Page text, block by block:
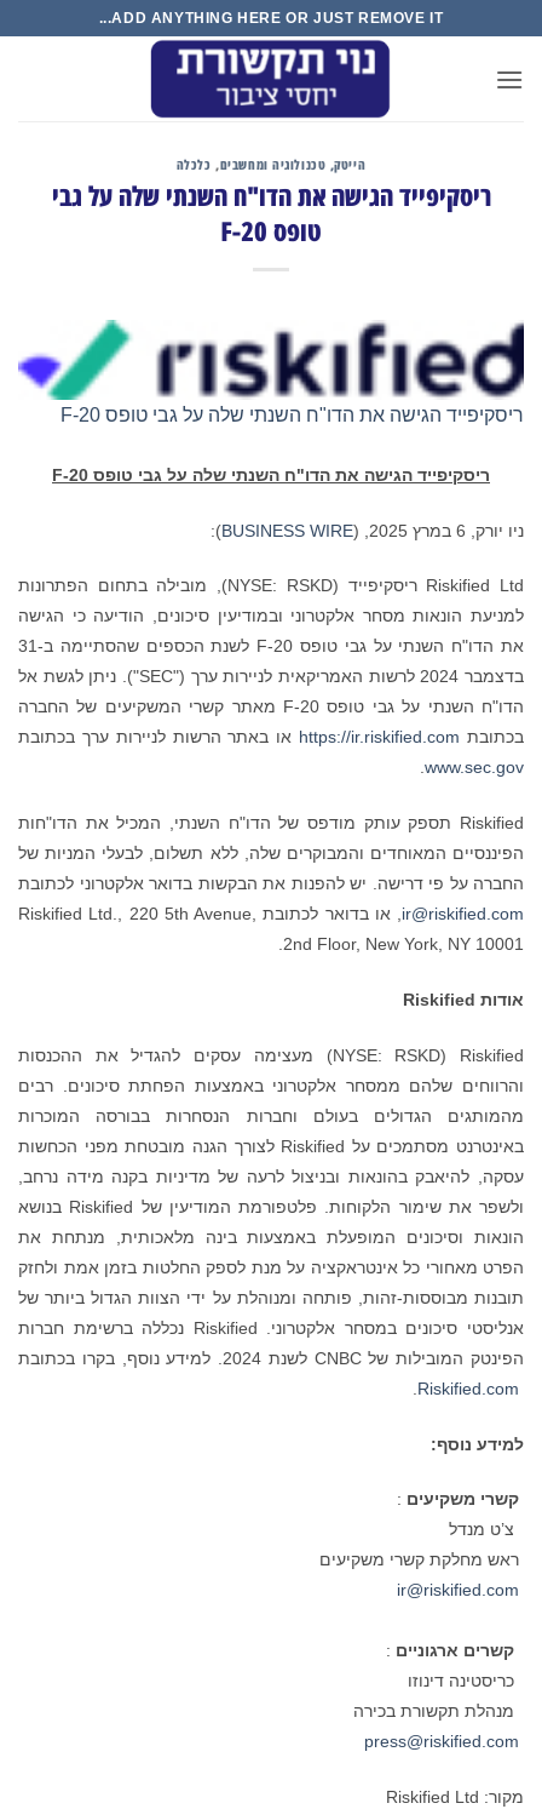
content
ADD ANYTHING HERE OR JUST REMOVE IT...
הייטק, טכנולוגיה ומחשבים, כלכלה
ריסקיפייד הגישה את הדו"ח השנתי שלה על גבי
טופס 20-F
ריסקיפייד הגישה את הדו"ח השנתי שלה על גבי טופס 20-F
ריסקיפייד הגישה את הדו"ח השנתי שלה על גבי טופס 20-F
ניו יורק, 6 במרץ 2025, ( BUSINESS WIRE
):
Riskified Ltd ריסקיפייד ‏(NYSE: RSKD), מובילה בתחום הפתרונות
למניעת הונאות מסחר אלקטרוני ובמודיעין סיכונים, הודיעה כי הגישה
את הדו"ח השנתי על גבי טופס 20-F לשנת הכספים שהסתיימה ב-31
בדצמבר 2024 לרשות האמריקאית לניירות ערך ("SEC"). ניתן לגשת אל
הדו"ח השנתי על גבי טופס 20-F מאתר קשרי המשקיעים של החברה
בכתובת https://ir.riskified.com או באתר הרשות לניירות ערך בכתובת
www.sec.gov
.
Riskified תספק עותק מודפס של הדו"ח השנתי, המכיל את הדו"חות
הפיננסיים המאוחדים והמבוקרים שלה, ללא תשלום, לבעלי המניות של
החברה על פי דרישה. יש להפנות את הבקשות בדואר אלקטרוני לכתובת
ir@riskified.com
, או בדואר לכתובת Riskified Ltd., 220 5th Avenue,
2nd Floor, New York, NY 10001.
אודות Riskified
Riskified ‏(NYSE: RSKD) מעצימה עסקים להגדיל את ההכנסות
והרווחים שלהם ממסחר אלקטרוני באמצעות הפחתת סיכונים. רבים
מהמותגים הגדולים בעולם וחברות הנסחרות בבורסה המוכרות
באינטרנט מסתמכים על Riskified לצורך הגנה מובטחת מפני הכחשות
עסקה, להיאבק בהונאות ובניצול לרעה של מדיניות בקנה מידה נרחב,
ולשפר את שימור הלקוחות. פלטפורמת המודיעין של Riskified בנושא
הונאות וסיכונים המופעלת באמצעות בינה מלאכותית, מנתחת את
הפרט מאחורי כל אינטראקציה על מנת לספק החלטות בזמן אמת ולחזק
תובנות מבוססות-זהות, פותחה ומנוהלת על ידי הצוות הגדול ביותר של
אנליסטי סיכונים במסחר אלקטרוני. Riskified נכללה ברשימת חברות
הפינטק המובילות של CNBC לשנת 2024. למידע נוסף, בקרו בכתובת
Riskified.com
למידע נוסף:
קשרי משקיעים :
צ’ט מנדל
ראש מחלקת קשרי משקיעים
קשרים ארגוניים :
כריסטינה דינוזו
מנהלת תקשורת בכירה
מקור: Riskified Ltd